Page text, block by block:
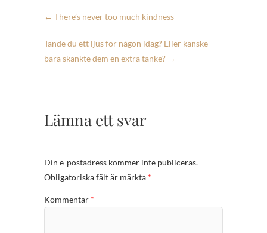
← There’s never too much kindness
Tände du ett ljus för någon idag? Eller kanske
bara skänkte dem en extra tanke? →
Lämna ett svar
Din e-postadress kommer inte publiceras.
Obligatoriska fält är märkta *
Kommentar *